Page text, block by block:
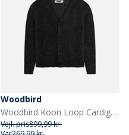
Woodbird
Woodbird Koon Loop Cardigan Sort
Vejl. pris899,99 kr.